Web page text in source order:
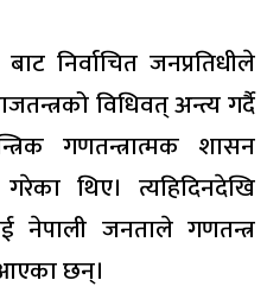
निर्वाचित जनप्रतिधीले
विधिवत् अन्त्य गर्दै
गणतन्त्रात्मक शासन
थिए। त्यहिदिनदेखि
नेपाली जनताले गणतन्त्र
छन्।